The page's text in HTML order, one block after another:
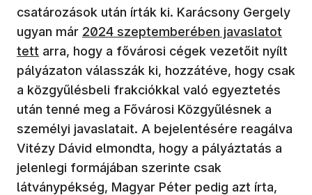
csatározások után írták ki. Karácsony Gergely
ugyan már 2024 szeptemberében javaslatot
tett arra, hogy a fővárosi cégek vezetőit nyílt
pályázaton válasszák ki, hozzátéve, hogy csak
a közgyűlésbeli frakciókkal való egyeztetés
után tenné meg a Fővárosi Közgyűlésnek a
személyi javaslatait. A bejelentésére reagálva
Vitézy Dávid elmondta, hogy a pályáztatás a
jelenlegi formájában szerinte csak
látványpékség, Magyar Péter pedig azt írta,